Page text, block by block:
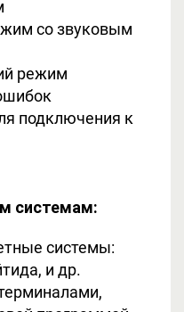
со звуковым
режим
подключения к
системам:
системы:
и др.